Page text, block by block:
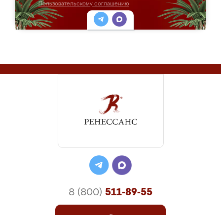
Пользовательскому соглашению
8 (800) 511-89-55